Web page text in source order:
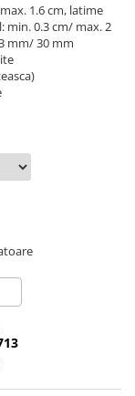
1.6 cm, latime
min. 0.3 cm/ max. 2
mm/ 30 mm